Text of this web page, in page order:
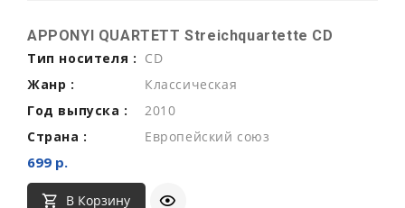
APPONYI QUARTETT Streichquartette CD
Тип носителя : CD
Жанр :
Классическая
Год выпуска :
2010
Страна :
Европейский союз
699 р.
В Корзину